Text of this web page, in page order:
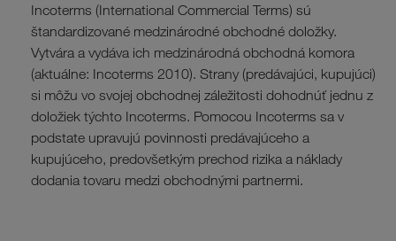
Incoterms (International Commercial Terms) sú
štandardizované medzinárodné obchodné doložky.
Vytvára a vydáva ich medzinárodná obchodná komora
(aktuálne: Incoterms 2010). Strany (predávajúci, kupujúci)
si môžu vo svojej obchodnej záležitosti dohodnúť jednu z
doložiek týchto Incoterms. Pomocou Incoterms sa v
podstate upravujú povinnosti predávajúceho a
kupujúceho, predovšetkým prechod rizika a náklady
dodania tovaru medzi obchodnými partnermi.